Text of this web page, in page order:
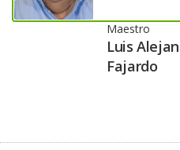
Maestro
Luis
Fajardo